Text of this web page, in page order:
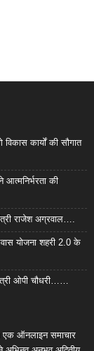
कार्यों की सौगात
की
राजेश अग्रवाल….
योजना शहरी 2.0 के
ओपी चौधरी……
एक ऑनलाइन समाचार